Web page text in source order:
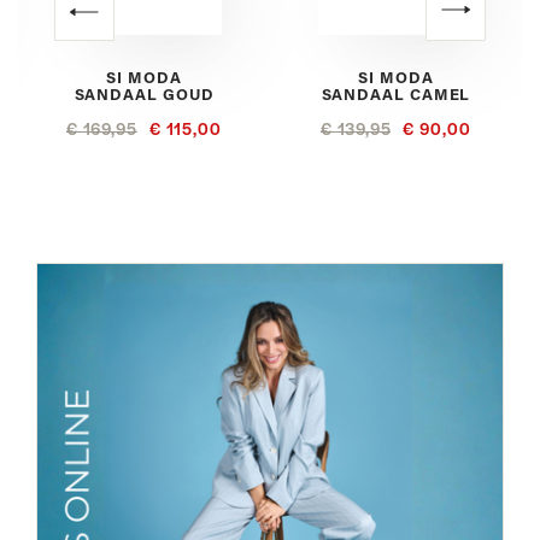
SI MODA
SANDAAL GOUD
€ 169,95 € 115,00
SI MODA
SANDAAL CAMEL
€ 139,95 € 90,00